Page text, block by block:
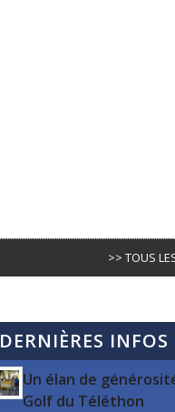
>> TOUS
DERNIÈRES INFOS
Un élan de
Golf du Téléthon